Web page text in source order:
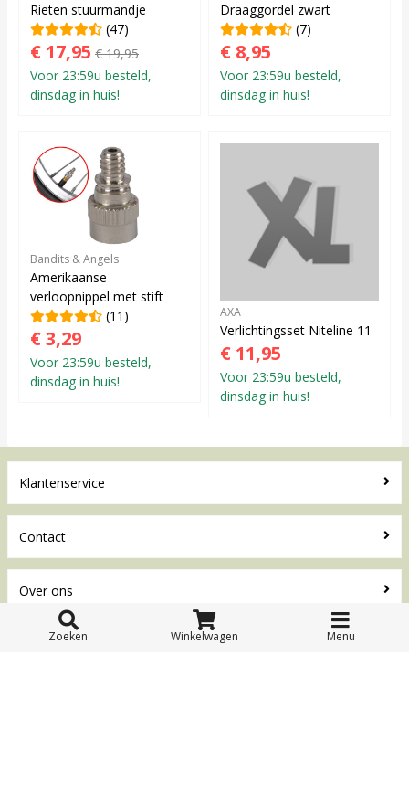
Zoeken Winkelwagen Menu
Rieten stuurmandje
(47)
€ 17,95 € 19,95
Voor 23:59u besteld,
dinsdag in huis!
Draaggordel zwart
(7)
€ 8,95
Voor 23:59u besteld,
dinsdag in huis!
Bandits & Angels
Amerikaanse
verloopnippel met stift
(11)
€ 3,29
Voor 23:59u besteld,
dinsdag in huis!
AXA
Verlichtingsset Niteline 11
€ 11,95
Voor 23:59u besteld,
dinsdag in huis!
Klantenservice
Contact
Over ons
Contact